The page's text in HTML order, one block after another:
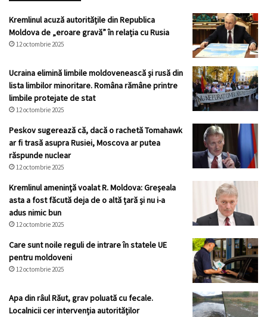
Kremlinul acuză autoritățile din Republica
Moldova de „eroare gravă” în relația cu Rusia
12 octombrie 2025
Ucraina elimină limbile moldovenească și rusă din
lista limbilor minoritare. Româna rămâne printre
limbile protejate de stat
12 octombrie 2025
Peskov sugerează că, dacă o rachetă Tomahawk
ar fi trasă asupra Rusiei, Moscova ar putea
răspunde nuclear
12 octombrie 2025
Kremlinul ameninţă voalat R. Moldova: Greșeala
asta a fost făcută deja de o altă țară și nu i-a
adus nimic bun
12 octombrie 2025
Care sunt noile reguli de intrare în statele UE
pentru moldoveni
12 octombrie 2025
Apa din râul Răut, grav poluată cu fecale.
Localnicii cer intervenția autorităților